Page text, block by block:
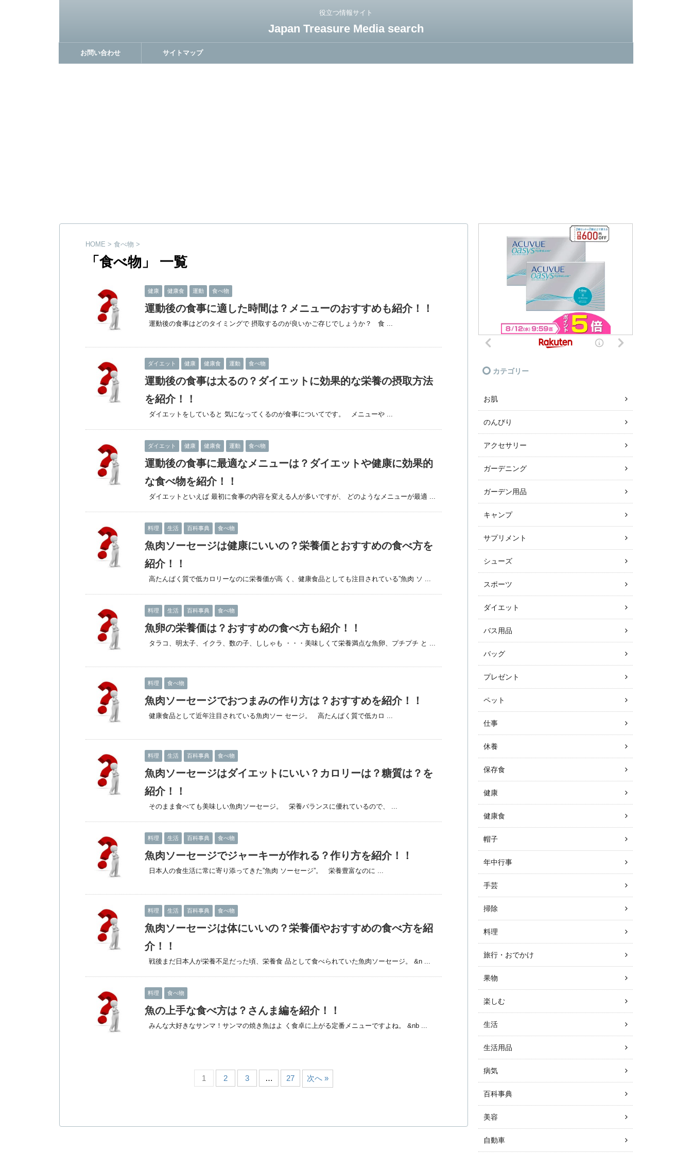
役立つ情報サイト
Japan Treasure Media search
お問い合わせ サイトマップ
HOME > 食べ物 >
「食べ物」 一覧
健康 健康食 運動 食べ物
運動後の食事に適した時間は？メニューのおすすめも紹介！！
運動後の食事はどのタイミングで 摂取するのが良いかご存じでしょうか？ 食 ...
ダイエット 健康 健康食 運動 食べ物
運動後の食事は太るの？ダイエットに効果的な栄養の摂取方法
を紹介！！
ダイエットをしていると 気になってくるのが食事についてです。 メニューや ...
ダイエット 健康 健康食 運動 食べ物
運動後の食事に最適なメニューは？ダイエットや健康に効果的
な食べ物を紹介！！
ダイエットといえば 最初に食事の内容を変える人が多いですが、 どのようなメニューが最適 ...
料理 生活 百科事典 食べ物
魚肉ソーセージは健康にいいの？栄養価とおすすめの食べ方を
紹介！！
高たんぱく質で低カロリーなのに栄養価が高 く、健康食品としても注目されている”魚肉 ソ ...
料理 生活 百科事典 食べ物
魚卵の栄養価は？おすすめの食べ方も紹介！！
タラコ、明太子、イクラ、数の子、ししゃも ・・・美味しくて栄養満点な魚卵、プチプチ と ...
料理 食べ物
魚肉ソーセージでおつまみの作り方は？おすすめを紹介！！
健康食品として近年注目されている魚肉ソー セージ。 高たんぱく質で低カロ ...
料理 生活 百科事典 食べ物
魚肉ソーセージはダイエットにいい？カロリーは？糖質は？を
紹介！！
そのまま食べても美味しい魚肉ソーセージ。 栄養バランスに優れているので、 ...
料理 生活 百科事典 食べ物
魚肉ソーセージでジャーキーが作れる？作り方を紹介！！
日本人の食生活に常に寄り添ってきた”魚肉 ソーセージ”。 栄養豊富なのに ...
料理 生活 百科事典 食べ物
魚肉ソーセージは体にいいの？栄養価やおすすめの食べ方を紹
介！！
戦後まだ日本人が栄養不足だった頃、栄養食 品として食べられていた魚肉ソーセージ。 &n ...
料理 食べ物
魚の上手な食べ方は？さんま編を紹介！！
みんな大好きなサンマ！サンマの焼き魚はよ く食卓に上がる定番メニューですよね。 &nb ...
1 2 3 … 27 次へ »
カテゴリー
お肌
のんびり
アクセサリー
ガーデニング
ガーデン用品
キャンプ
サプリメント
シューズ
スポーツ
ダイエット
バス用品
バッグ
プレゼント
ペット
仕事
休養
保存食
健康
健康食
帽子
年中行事
手芸
掃除
料理
旅行・おでかけ
果物
楽しむ
生活
生活用品
病気
百科事典
美容
自動車